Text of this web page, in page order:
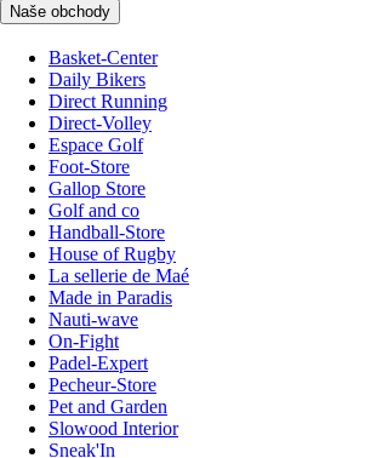
Naše obchody
Basket-Center
Daily Bikers
Direct Running
Direct-Volley
Espace Golf
Foot-Store
Gallop Store
Golf and co
Handball-Store
House of Rugby
La sellerie de Maé
Made in Paradis
Nauti-wave
On-Fight
Padel-Expert
Pecheur-Store
Pet and Garden
Slowood Interior
Sneak'In